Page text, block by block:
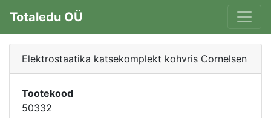
Totaledu OÜ
Elektrostaatika katsekomplekt kohvris Cornelsen
Tootekood
50332